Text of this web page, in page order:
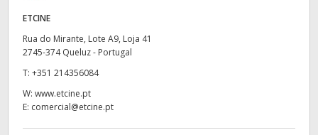
Singapore
Spain
Sweden
ETCINE
Rua do Mirante, Lote A9, Loja 41
2745-374 Queluz - Portugal
T: +351 214356084
W: www.etcine.pt
E: comercial@etcine.pt